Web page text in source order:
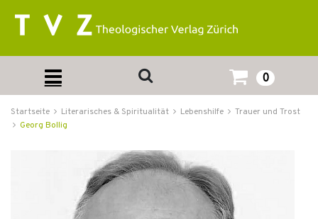
0
Startseite Literarisches & Spiritualität Lebenshilfe
Trauer und Trost
Georg Bollig